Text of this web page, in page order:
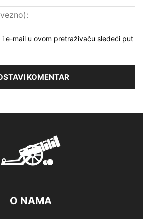
i e-mail u ovom pretraživaču sledeći put
O NAMA